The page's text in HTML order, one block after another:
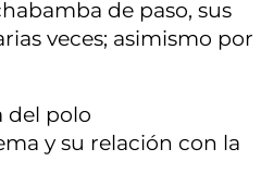
de paso, sus
veces; asimismo por
del polo
y su relación con la